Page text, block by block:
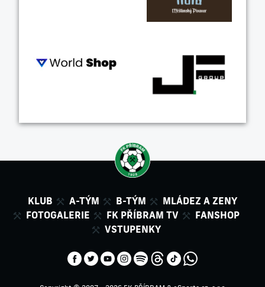
KLUB A-TÝM B-TÝM
MLÁDEZ A ZENY
FOTOGALERIE
FK PŘÍBRAM TV
FANSHOP
VSTUPENKY